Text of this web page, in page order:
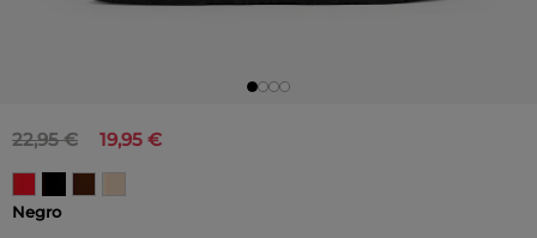
19,95 €
22,95 €
Negro